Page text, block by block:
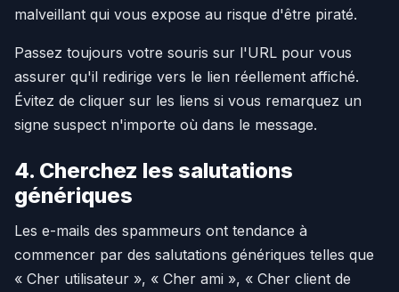
malveillant qui vous expose au risque d'être piraté.
Passez toujours votre souris sur l'URL pour vous
assurer qu'il redirige vers le lien réellement affiché.
Évitez de cliquer sur les liens si vous remarquez un
signe suspect n'importe où dans le message.
4. Cherchez les salutations
génériques
Les e-mails des spammeurs ont tendance à
commencer par des salutations génériques telles que
« Cher utilisateur », « Cher ami », « Cher client de